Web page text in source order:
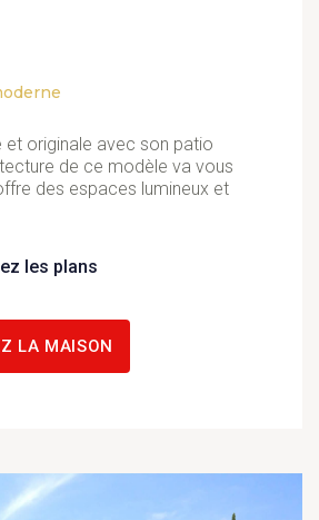
et originale avec son patio
de ce modèle va vous
des espaces lumineux et
les plans
LA MAISON